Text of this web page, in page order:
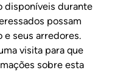
disponíveis durante
possam
seus arredores.
visita para que
sobre esta